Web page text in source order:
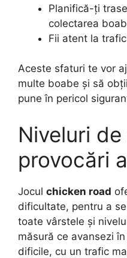
Planifică-ți
colectarea
Fii atent la
Aceste sfaturi te vor
multe boabe și să
pune în pericol
Niveluri
provocări
Jocul chicken road
dificultate, pentru a
toate vârstele și
măsură ce avansezi
dificile, cu un trafic